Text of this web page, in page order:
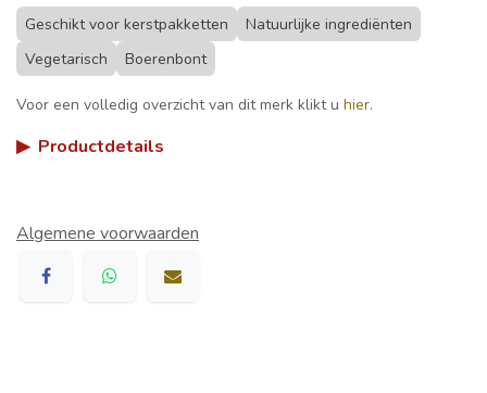
Geschikt voor kerstpakketten
Natuurlijke ingrediënten
Vegetarisch
Boerenbont
Voor een volledig overzicht van dit merk klikt u hier.
▶ Productdetails
Algemene voorwaarden